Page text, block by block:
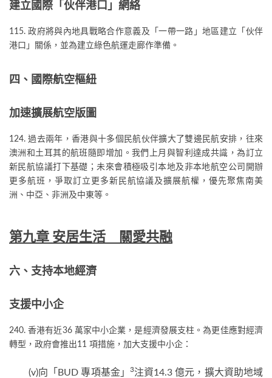
建立國際「伙伴港口」網絡
115. 政府將與內地具戰略合作意義及「一帶一路」地區建立「伙伴
港口」關係，並為建立綠色航運走廊作準備。
四、國際航空樞紐
加速擴展航空版圖
124. 過去兩年，香港與十多個民航伙伴擴大了雙邊民航安排，往來
澳洲和土耳其的航班隨即增加。我們上月與智利達成共識，為訂立
新民航協議打下基礎；未來會積極吸引本地及非本地航空公司開辦
更多航班，爭取訂立更多新民航協議及擴展航權，優先聚焦南美
洲、中亞、非洲及中東等。
第九章 安居生活 關愛共融
六、支持本地經濟
支援中小企
240. 香港有近36 萬家中小企業，是經濟發展支柱。為更佳應對經濟
轉型，政府會推出11 項措施，加大支援中小企：
(v)向「BUD 專項基金」 3注資14.3 億元，擴大資助地域